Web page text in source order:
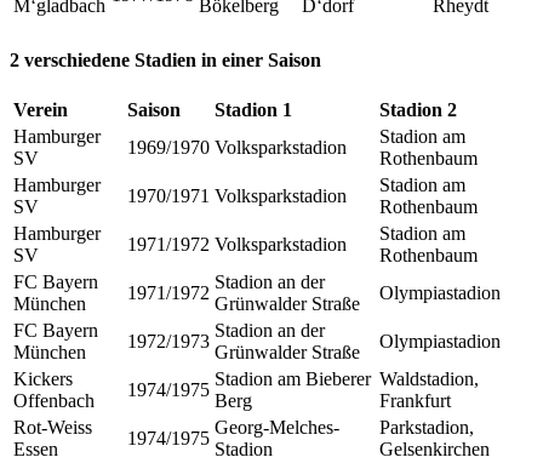
M‘gladbach
Bökelberg
D‘dorf
Rheydt
2 verschiedene Stadien in einer Saison
Verein Saison Stadion 1
Stadion 2
Hamburger
SV
1969/1970 Volksparkstadion
Stadion am
Rothenbaum
Hamburger
SV
1970/1971 Volksparkstadion
Stadion am
Rothenbaum
Hamburger
SV
1971/1972 Volksparkstadion
Stadion am
Rothenbaum
FC Bayern
München
1971/1972
Stadion an der
Grünwalder Straße
Olympiastadion
FC Bayern
München
1972/1973
Stadion an der
Grünwalder Straße
Olympiastadion
Kickers
Offenbach
1974/1975
Stadion am Bieberer
Berg
Waldstadion,
Frankfurt
Rot-Weiss
Essen
1974/1975
Georg-Melches-
Stadion
Parkstadion,
Gelsenkirchen